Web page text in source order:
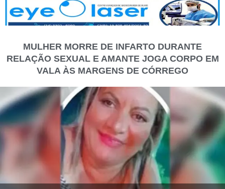
MULHER MORRE DE INFARTO DURANTE
RELAÇÃO SEXUAL E AMANTE JOGA CORPO EM
VALA ÀS MARGENS DE CÓRREGO